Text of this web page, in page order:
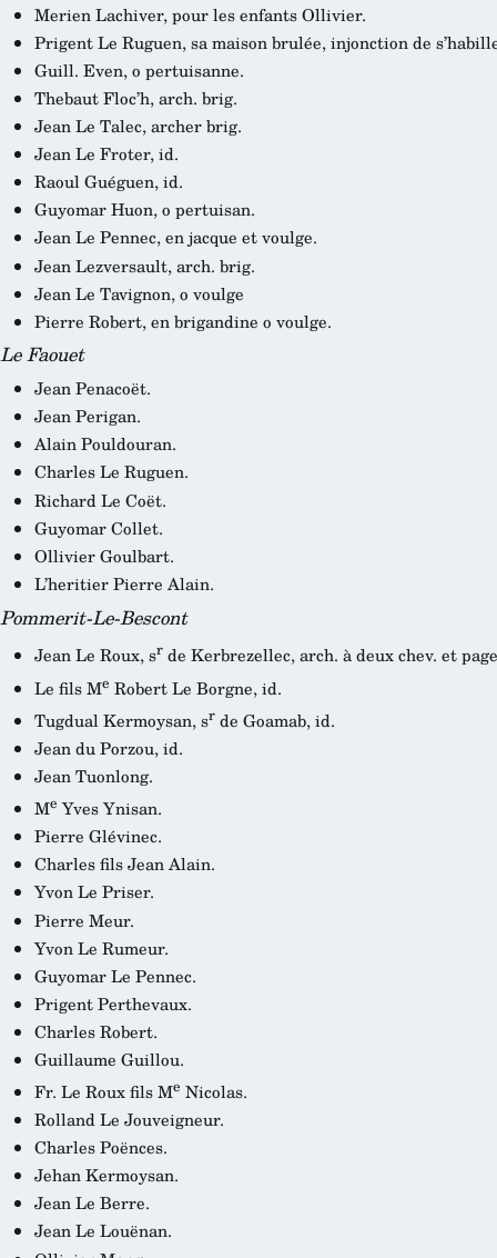
Merien Lachiver, pour les enfants Ollivier.
Prigent Le Ruguen, sa maison brulée, injonction de
Guill. Even, o pertuisanne.
Thebaut Floc’h, arch. brig.
Jean Le Talec, archer brig.
Jean Le Froter, id.
Raoul Guéguen, id.
Guyomar Huon, o pertuisan.
Jean Le Pennec, en jacque et voulge.
Jean Lezversault, arch. brig.
Jean Le Tavignon, o voulge
Pierre Robert, en brigandine o voulge.
Le Faouet
Jean Penacoët.
Jean Perigan.
Alain Pouldouran.
Charles Le Ruguen.
Richard Le Coët.
Guyomar Collet.
Ollivier Goulbart.
L’heritier Pierre Alain.
Pommerit-Le-Bescont
Jean Le Roux, srde Kerbrezellec, arch. à deux chev. et
Le fils Me Robert Le Borgne, id.
Tugdual Kermoysan, srde Goamab, id.
Jean du Porzou, id.
Jean Tuonlong.
Me Yves Ynisan.
Pierre Glévinec.
Charles fils Jean Alain.
Yvon Le Priser.
Pierre Meur.
Yvon Le Rumeur.
Guyomar Le Pennec.
Prigent Perthevaux.
Charles Robert.
Guillaume Guillou.
Fr. Le Roux fils Me Nicolas.
Rolland Le Jouveigneur.
Charles Poënces.
Jehan Kermoysan.
Jean Le Berre.
Jean Le Louënan.